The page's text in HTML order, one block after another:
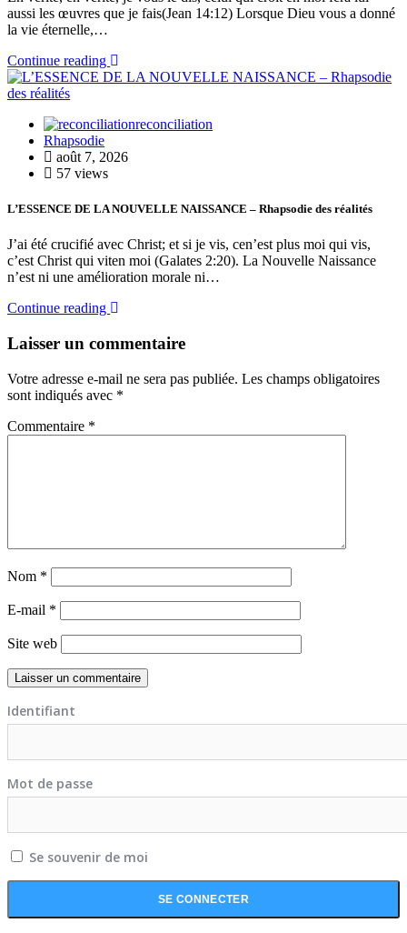
aussi les œuvres que je fais(Jean 14:12) Lorsque Dieu vous a donné
la vie éternelle,…
Continue reading
reconciliation
Rhapsodie
août 7, 2026
57 views
L’ESSENCE DE LA NOUVELLE NAISSANCE – Rhapsodie des réalités
J’ai été crucifié avec Christ; et si je vis, cen’est plus moi qui vis,
c’est Christ qui viten moi (Galates 2:20). La Nouvelle Naissance
n’est ni une amélioration morale ni…
Continue reading
Laisser un commentaire
Votre adresse e-mail ne sera pas publiée. Les champs obligatoires
sont indiqués avec *
Commentaire *
Nom *
E-mail *
Site web
Identifiant
Mot de passe
Se souvenir de moi